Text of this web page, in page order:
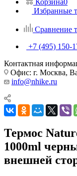
Корзина0
Избранные
Сравнение
+7 (495) 150-
Контактная
Офис: г. Москва,
info@nhike.ru
Термос
1000ml
внешней